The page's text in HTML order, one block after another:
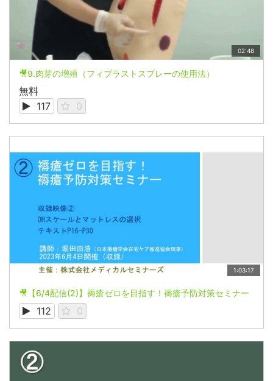
02:48
🎥9.肉芽の増殖（フィブラストスプレーの使用法）
無料
117
0
1:03:17
🎥【6/4配信(2)】褥瘡ゼロを目指す！褥瘡予防対策セミナー
112 0